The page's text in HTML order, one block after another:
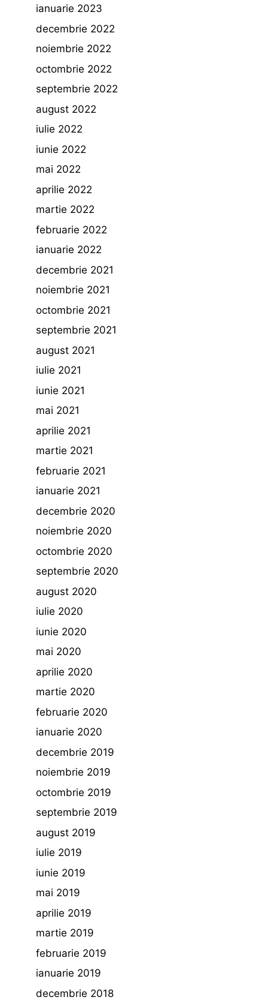
ianuarie 2023
decembrie 2022
noiembrie 2022
octombrie 2022
septembrie 2022
august 2022
iulie 2022
iunie 2022
mai 2022
aprilie 2022
martie 2022
februarie 2022
ianuarie 2022
decembrie 2021
noiembrie 2021
octombrie 2021
septembrie 2021
august 2021
iulie 2021
iunie 2021
mai 2021
aprilie 2021
martie 2021
februarie 2021
ianuarie 2021
decembrie 2020
noiembrie 2020
octombrie 2020
septembrie 2020
august 2020
iulie 2020
iunie 2020
mai 2020
aprilie 2020
martie 2020
februarie 2020
ianuarie 2020
decembrie 2019
noiembrie 2019
octombrie 2019
septembrie 2019
august 2019
iulie 2019
iunie 2019
mai 2019
aprilie 2019
martie 2019
februarie 2019
ianuarie 2019
decembrie 2018